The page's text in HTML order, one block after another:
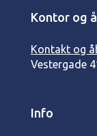
Kontor og
Kontakt og
Vestergade
Info